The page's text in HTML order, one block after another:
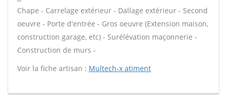
Chape - Carrelage extérieur - Dallage extérieur - Second
oeuvre - Porte d'entrée - Gros oeuvre (Extension maison,
construction garage, etc) - Surélévation maçonnerie -
Construction de murs -
Voir la fiche artisan : Multech-x atiment